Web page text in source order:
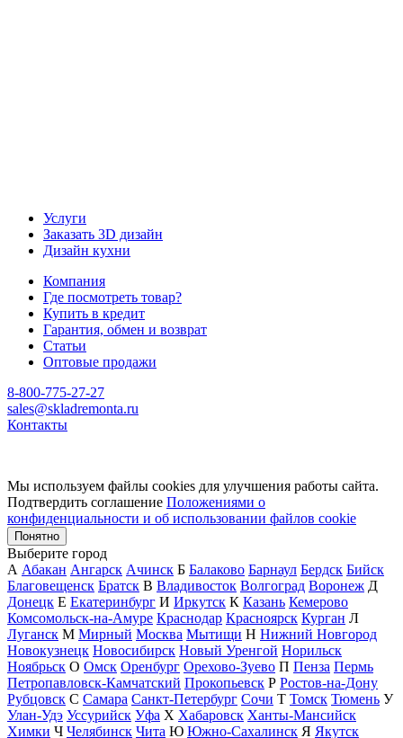
Услуги
Заказать 3D дизайн
Дизайн кухни
Компания
Где посмотреть товар?
Купить в кредит
Гарантия, обмен и возврат
Статьи
Оптовые продажи
8-800-775-27-27
sales@skladremonta.ru
Контакты
Мы используем файлы cookies для улучшения работы сайта.
Подтвердить соглашение Положениями о
конфиденциальности и об использовании файлов cookie
Понятно
Выберите город
А Абакан Ангарск Ачинск Б Балаково Барнаул Бердск Бийск
Благовещенск Братск В Владивосток Волгоград Воронеж Д
Донецк Е Екатеринбург И Иркутск К Казань Кемерово
Комсомольск-на-Амуре Краснодар Красноярск Курган Л
Луганск М Мирный Москва Мытищи Н Нижний Новгород
Новокузнецк Новосибирск Новый Уренгой Норильск
Ноябрьск О Омск Оренбург Орехово-Зуево П Пенза Пермь
Петропавловск-Камчатский Прокопьевск Р Ростов-на-Дону
Рубцовск С Самара Санкт-Петербург Сочи Т Томск Тюмень У
Улан-Удэ Уссурийск Уфа Х Хабаровск Ханты-Мансийск
Химки Ч Челябинск Чита Ю Южно-Сахалинск Я Якутск